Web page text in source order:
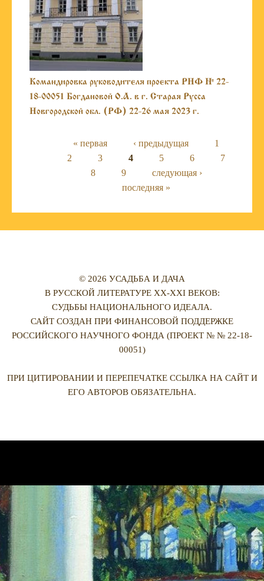
Командировка руководителя проекта РНФ № 22-
18-00051 Богдановой О.А. в г. Старая Русса
Новгородской обл. (РФ) 22-26 мая 2023 г.
Страницы
« первая ‹ предыдущая
1
2
3 4 5 6
7
8
9
следующая ›
последняя »
© 2026 УСАДЬБА И ДАЧА
В РУССКОЙ ЛИТЕРАТУРЕ XX-XXI ВЕКОВ:
СУДЬБЫ НАЦИОНАЛЬНОГО ИДЕАЛА.
САЙТ СОЗДАН ПРИ ФИНАНСОВОЙ ПОДДЕРЖКЕ
РОССИЙСКОГО НАУЧНОГО ФОНДА (ПРОЕКТ № № 22-18-
00051)
ПРИ ЦИТИРОВАНИИ И ПЕРЕПЕЧАТКЕ ССЫЛКА НА САЙТ И
ЕГО АВТОРОВ ОБЯЗАТЕЛЬНА.